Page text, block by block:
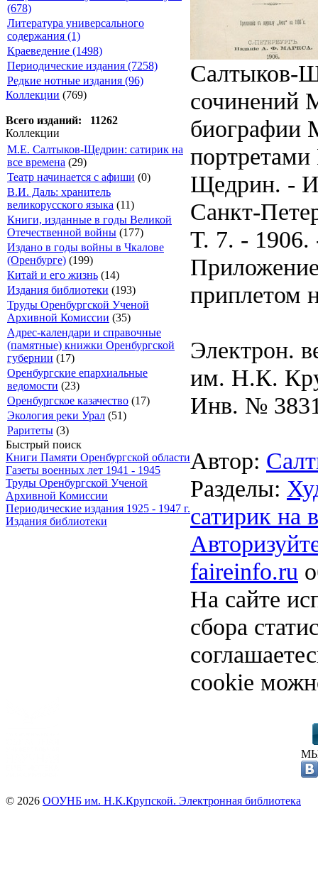
(678)
Литература универсального
содержания (1)
Краеведение (1498)
Периодические издания (7258)
Редкие нотные издания (96)
Коллекции (769)
Всего изданий: 11262
Коллекции
М.Е. Салтыков-Щедрин: сатирик на
все времена (29)
Театр начинается с афиши (0)
В.И. Даль: хранитель
великорусского языка (11)
Книги, изданные в годы Великой
Отечественной войны (177)
Издано в годы войны в Чкалове
(Оренбурге) (199)
Китай и его жизнь (14)
Издания библиотеки (193)
Труды Оренбургской Ученой
Архивной Комиссии (35)
Адрес-календари и справочные
(памятные) книжки Оренбургской
губернии (17)
Оренбургские епархиальные
ведомости (23)
Оренбургское казачество (17)
Экология реки Урал (51)
Раритеты (3)
Быстрый поиск
Книги Памяти Оренбургской области
Газеты военных лет 1941 - 1945
Труды Оренбургской Ученой
Архивной Комиссии
Периодические издания 1925 - 1947 г.
Издания библиотеки
Салтыков-
сочинений
биографии
Щедрин. -
Санкт-
Т. 7. - 1906.
приплетом
Электрон.
им. Н.К.
Инв. №
Автор:
Разделы:
сатирик на
faireinfo.ru
На сайте
сбора
cookie
© 2026 ООУНБ им. Н.К.Крупской. Электронная библиотека